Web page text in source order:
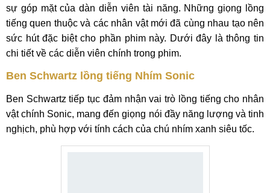
sự góp mặt của dàn diễn viên tài năng. Những giọng lồng
tiếng quen thuộc và các nhân vật mới đã cùng nhau tạo nên
sức hút đặc biệt cho phần phim này. Dưới đây là thông tin
chi tiết về các diễn viên chính trong phim.
Ben Schwartz lồng tiếng Nhím Sonic
Ben Schwartz tiếp tục đảm nhận vai trò lồng tiếng cho nhân
vật chính Sonic, mang đến giọng nói đầy năng lượng và tinh
nghịch, phù hợp với tính cách của chú nhím xanh siêu tốc.